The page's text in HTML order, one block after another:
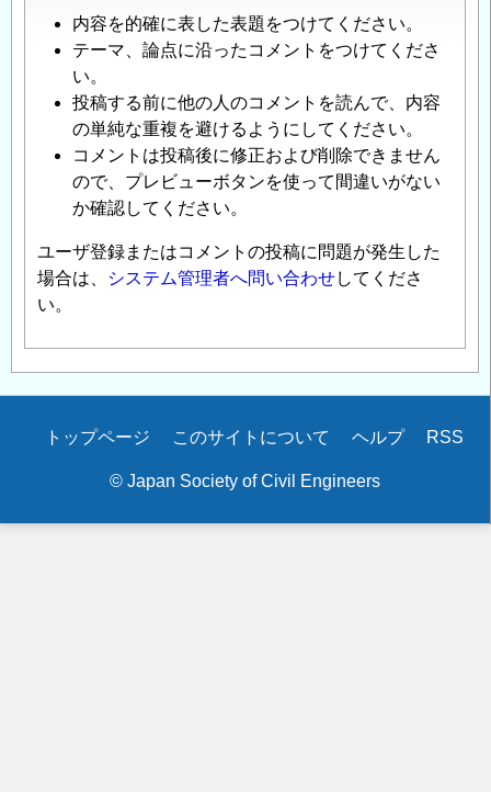
内容を的確に表した表題をつけてください。
テーマ、論点に沿ったコメントをつけてくださ
い。
投稿する前に他の人のコメントを読んで、内容
の単純な重複を避けるようにしてください。
コメントは投稿後に修正および削除できません
ので、プレビューボタンを使って間違いがない
か確認してください。
ユーザ登録またはコメントの投稿に問題が発生した
場合は、
システム管理者へ問い合わせしてくださ
い。
Secondary
トップページ このサイトについて ヘルプ RSS
© Japan Society of Civil Engineers